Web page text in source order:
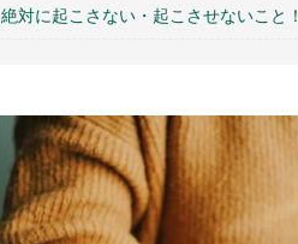
対に起こさない・起こさせないこと！